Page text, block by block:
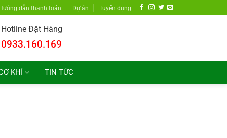
dẫn thanh toán Dự án Tuyển dụng
Hotline Đặt Hàng
0933.160.169
KHÍ TIN TỨC